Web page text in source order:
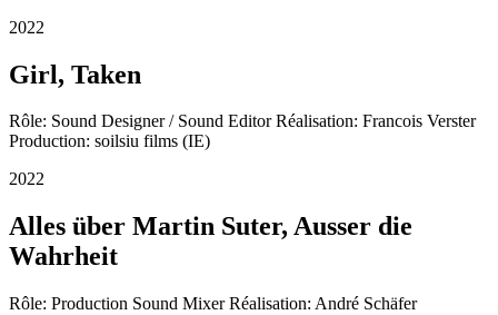
2022
Girl, Taken
Rôle: Sound Designer / Sound Editor Réalisation: Francois Verster
Production: soilsiu films (IE)
2022
Alles über Martin Suter, Ausser die
Wahrheit
Rôle: Production Sound Mixer Réalisation: André Schäfer